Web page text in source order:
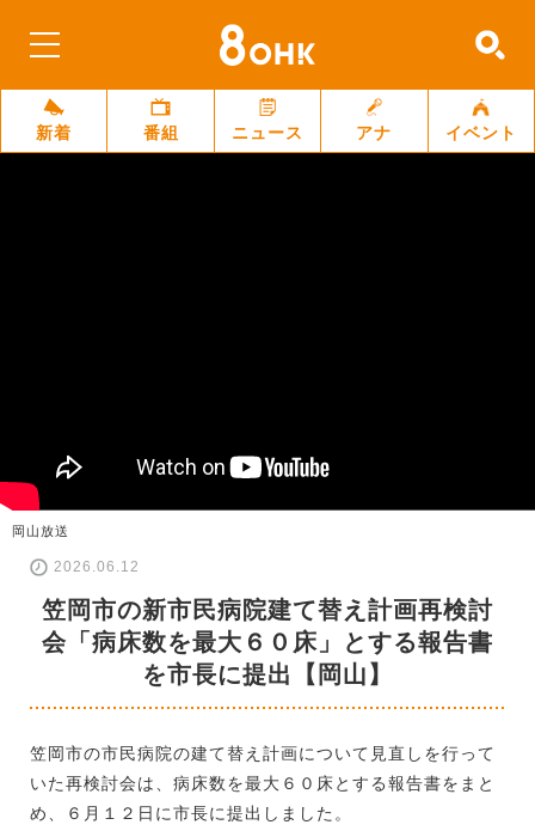
新着 番組 ニュース アナ イベント
岡山放送
2026.06.12
笠岡市の新市民病院建て替え計画再検討
会「病床数を最大６０床」とする報告書
を市長に提出【岡山】
笠岡市の市民病院の建て替え計画について見直しを行って
いた再検討会は、病床数を最大６０床とする報告書をまと
め、６月１２日に市長に提出しました。